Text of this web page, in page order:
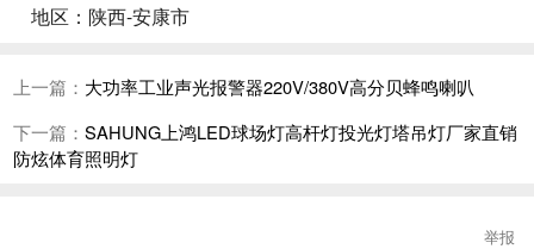
地区：陕西-安康市
上一篇： 大功率工业声光报警器220V/380V高分贝蜂鸣喇叭
下一篇： SAHUNG上鸿LED球场灯高杆灯投光灯塔吊灯厂家直销
防炫体育照明灯
举报